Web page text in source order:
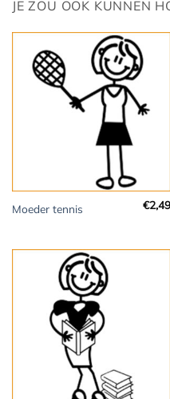
JE ZOU OOK KUNNEN
Moeder tennis €2,49